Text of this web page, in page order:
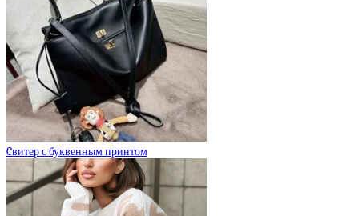
Cвитер с буквенным принтом